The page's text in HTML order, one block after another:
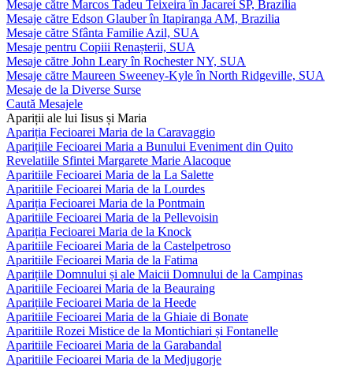
Mesaje către Marcos Tadeu Teixeira în Jacareí SP, Brazilia
Mesaje către Edson Glauber în Itapiranga AM, Brazilia
Mesaje către Sfânta Familie Azil, SUA
Mesaje pentru Copiii Renașterii, SUA
Mesaje către John Leary în Rochester NY, SUA
Mesaje către Maureen Sweeney-Kyle în North Ridgeville, SUA
Mesaje de la Diverse Surse
Caută Mesajele
Apariții ale lui Iisus și Maria
Apariția Fecioarei Maria de la Caravaggio
Aparițiile Fecioarei Maria a Bunului Eveniment din Quito
Revelatiile Sfintei Margarete Marie Alacoque
Aparitiile Fecioarei Maria de la La Salette
Aparitiile Fecioarei Maria de la Lourdes
Apariția Fecioarei Maria de la Pontmain
Aparitiile Fecioarei Maria de la Pellevoisin
Apariția Fecioarei Maria de la Knock
Aparitiile Fecioarei Maria de la Castelpetroso
Aparitiile Fecioarei Maria de la Fatima
Aparițiile Domnului și ale Maicii Domnului de la Campinas
Aparitiile Fecioarei Maria de la Beauraing
Aparițiile Fecioarei Maria de la Heede
Aparitiile Fecioarei Maria de la Ghiaie di Bonate
Aparitiile Rozei Mistice de la Montichiari și Fontanelle
Aparitiile Fecioarei Maria de la Garabandal
Aparitiile Fecioarei Maria de la Medjugorje